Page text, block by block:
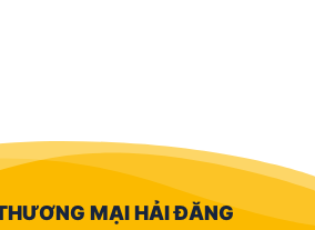
MẠI HẢI ĐĂNG